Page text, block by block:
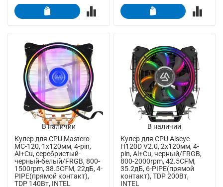
В наличии
Кулер для CPU Mastero
MC-120, 1х120мм, 4-pin,
Al+Cu, серебристый-
черный-белый/FRGB, 800-
1500rpm, 38.5CFM, 22дБ, 4-
PIPE(прямой контакт),
TDP 140Вт, INTEL
В наличии
Кулер для CPU Alseye
H120D V2.0, 2х120мм, 4-
pin, Al+Cu, черный/FRGB,
800-2000rpm, 42.5CFM,
35.2дБ, 6-PIPE(прямой
контакт), TDP 200Вт,
INTEL